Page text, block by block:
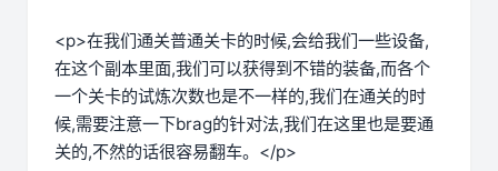
<p>在我们通关普通关卡的时候,会给我们一些设备,
在这个副本里面,我们可以获得到不错的装备,而各个
一个关卡的试炼次数也是不一样的,我们在通关的时
候,需要注意一下brag的针对法,我们在这里也是要通
关的,不然的话很容易翻车。</p>